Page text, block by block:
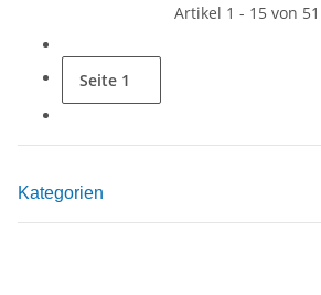
Artikel 1 - 15 von 51
Seite 1
Kategorien